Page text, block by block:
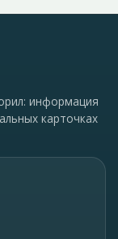
информация
карточках